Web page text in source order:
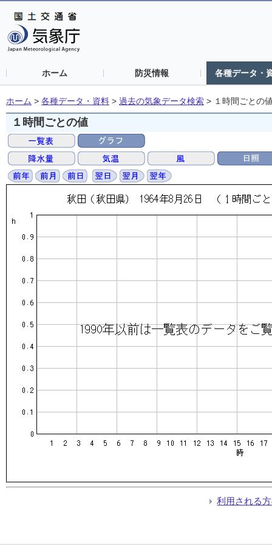
ホーム 防災情報 各種データ・
ホーム > 各種データ・資料 > 過去の気象データ検索 > １時間ごとの
１時間ごとの値
利用される